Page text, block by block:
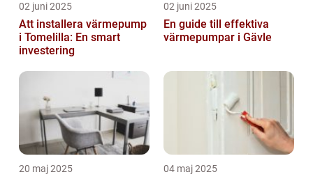
02 juni 2025
Att installera värmepump
i Tomelilla: En smart
investering
02 juni 2025
En guide till effektiva
värmepumpar i Gävle
20 maj 2025 04 maj 2025